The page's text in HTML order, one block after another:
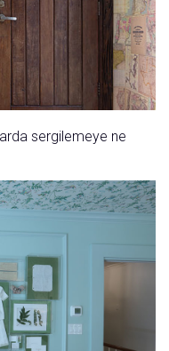
sergilemeye ne